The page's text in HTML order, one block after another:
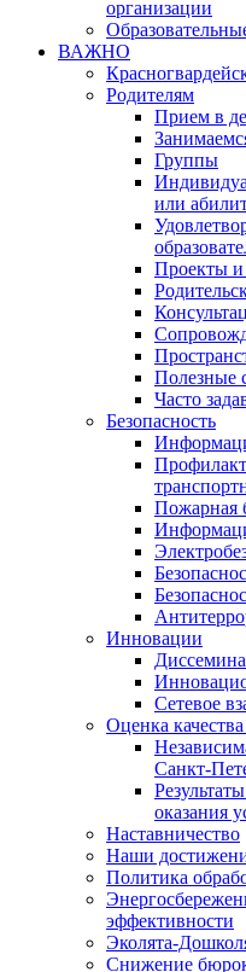
организации
ВАЖНО
Родителям
Прием в
Группы
или
Проекты и
Полезные
Часто
Безопасность
Пожарная
Инновации
Сетевое
Оценка
Санкт-
оказания
Наставничество
Наши
Политика
эффективности
Эколята-
Снижение